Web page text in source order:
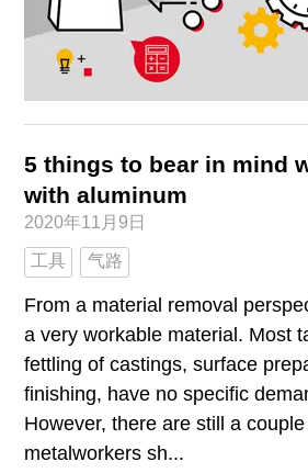
5 things to bear in mind
with aluminum
2020年11月9日
工具 气路
From a material removal
a very workable material. Most
fettling of castings, surface
finishing, have no specific
However, there are still a
metalworkers sh...